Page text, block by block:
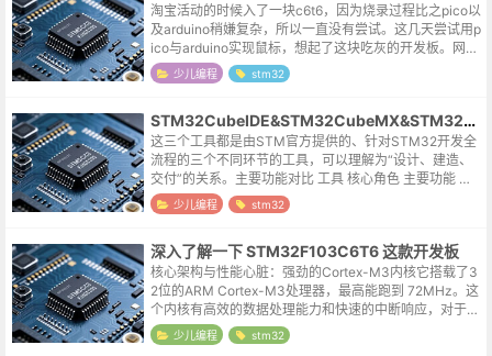
淘宝活动的时候入了一块c6t6，因为烧录过程比之pico以
及arduino稍嫌复杂，所以一直没有尝试。这几天尝试用p
ico与arduino实现鼠标，想起了这块吃灰的开发板。网上
很多c8t6的图片，因为引脚一致，找不到c6t6的图，就
用...
少儿编程 stm32
STM32CubeIDE&STM32CubeMX&STM32CubeProg的区别
这三个工具都是由STM官方提供的、针对STM32开发全
流程的三个不同环节的工具，可以理解为“设计、建造、
交付”的关系。主要功能对比 工具 核心角色 主要功能 在
整个流程中的位置 形象比喻 STM32CubeMX 图形化配
置...
少儿编程 stm32
深入了解一下 STM32F103C6T6 这款开发板
核心架构与性能心脏：强劲的Cortex-M3内核它搭载了3
2位的ARM Cortex-M3处理器，最高能跑到 72MHz。这
个内核有高效的数据处理能力和快速的中断响应，对于工
业控制、电机驱动这类需要实时响应的任务来说，非常合
适。存储空...
少儿编程 stm32